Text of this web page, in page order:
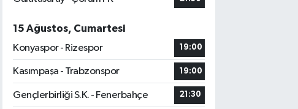
15 Ağustos, Cumartesi
Konyaspor - Rizespor
19:00
Kasımpaşa - Trabzonspor 19:00
Gençlerbirliği S.K. - Fenerbahçe 21:30